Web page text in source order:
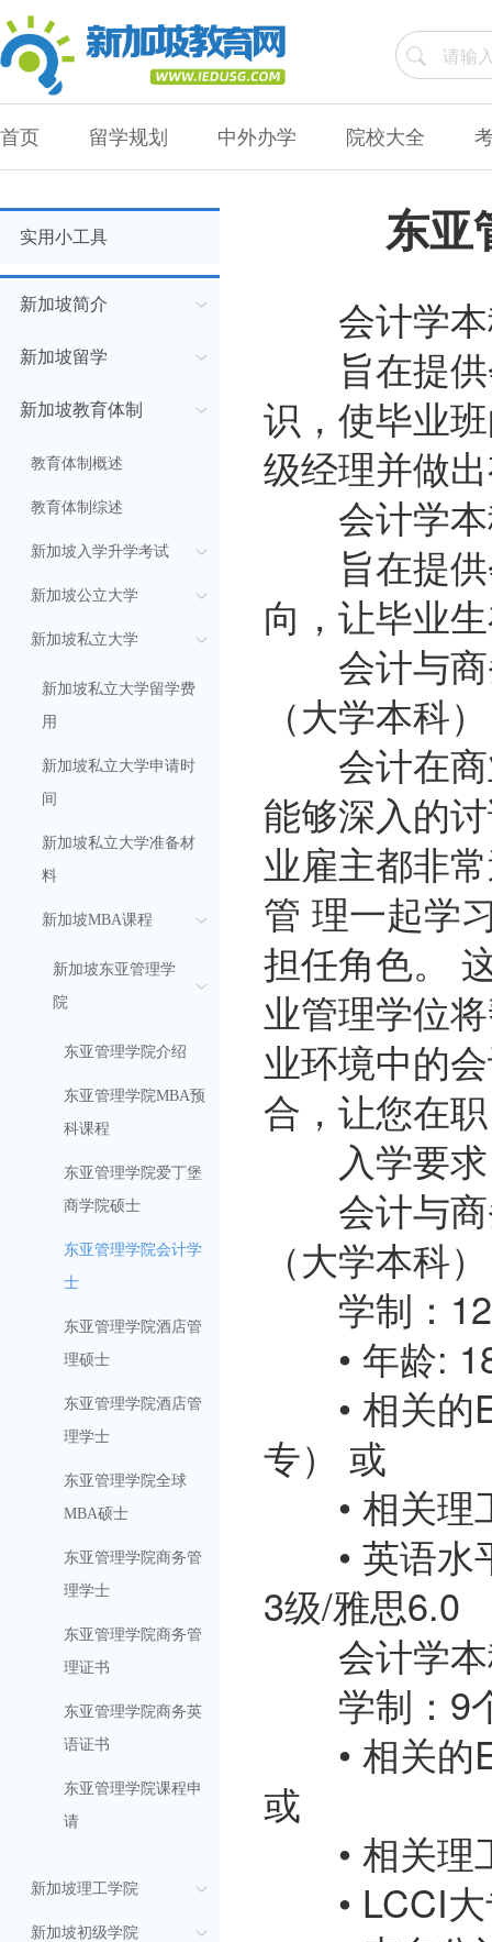
首页 留学规划 中外办学 院校大全
实用小工具
新加坡简介
新加坡留学
新加坡教育体制
教育体制概述
教育体制综述
新加坡入学升学考试
新加坡公立大学
新加坡私立大学
新加坡私立大学留学费
用
新加坡私立大学申请时
间
新加坡私立大学准备材
料
新加坡MBA课程
新加坡东亚管理学
院
东亚管理学院介绍
东亚管理学院MBA预
科课程
东亚管理学院爱丁堡
商学院硕士
东亚管理学院会计学
士
东亚管理学院酒店管
理硕士
东亚管理学院酒店管
理学士
东亚管理学院全球
MBA硕士
东亚管理学院商务管
理学士
东亚管理学院商务管
理证书
东亚管理学院商务英
语证书
东亚管理学院课程申
请
新加坡理工学院
新加坡初级学院
东亚
会计学本
旨在提供
识，使毕业
级经理并做
会计学本
旨在提供
向，让毕业
会计与商
（大学本科）
会计在商
能够深入的
业雇主都非
管 理一起学
担任角色。
业管理学位
业环境中的
合，让您在
入学要求
会计与商
（大学本科）
学制：12
• 年龄:
• 相关的
专） 或
• 相关理
• 英语水
3级/雅思6.0
会计学本
学制：9个
• 相关的
或
• 相关理
• LCCI大